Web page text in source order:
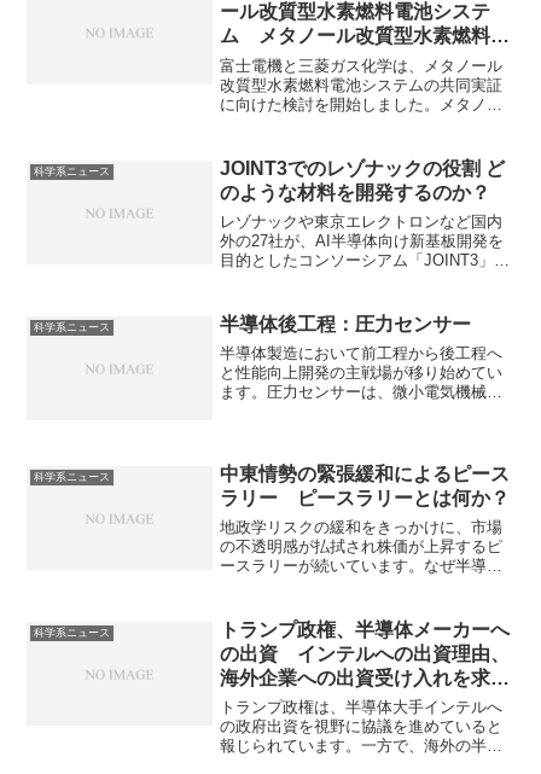
ール改質型水素燃料電池システ
ム メタノール改質型水素燃料電
池システムとは何か？改質器の役
割は何か？
富士電機と三菱ガス化学は、メタノール
改質型水素燃料電池システムの共同実証
に向けた検討を開始しました。メタノー
素燃料電池は水素インフラが未整備な場
所でも燃料電池システムを導入しやすく
なるシステムです。どのような仕組みな
のかを知ることができます。
科学系ニュース
JOINT3でのレゾナックの役割 ど
のような材料を開発するのか？
レゾナックや東京エレクトロンなど国内
外の27社が、AI半導体向け新基板開発を
目的としたコンソーシアム「JOINT3」を
性フィルム材料などの開発を行うとされ
ています。感光性フィルムとは何か、ど
のような要求性能があるのかを知ること
ができます。
科学系ニュース 半導体後工程：圧力センサー
半導体製造において前工程から後工程へ
と性能向上開発の主戦場が移り始めてい
ます。圧力センサーは、微小電気機械シ
に変換する回路を一体形成したデバイス
です。その仕組みや直接接合が必要な理
由を知ることができます。
科学系ニュース
中東情勢の緊張緩和によるピース
ラリー ピースラリーとは何か？
地政学リスクの緩和をきっかけに、市場
の不透明感が払拭され株価が上昇するピ
ースラリーが続いています。なぜ半導体
科学系ニュース
トランプ政権、半導体メーカーへ
の出資 インテルへの出資理由、
海外企業への出資受け入れを求め
ない理由は何か？
トランプ政権は、半導体大手インテルへ
の政府出資を視野に協議を進めていると
報じられています。一方で、海外の半導